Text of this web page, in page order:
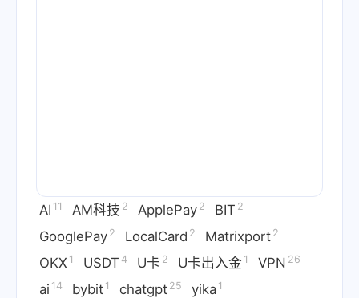
AI 11 AM科技 2 ApplePay 2 BIT 2
GooglePay 2 LocalCard 2 Matrixport 2
OKX 1 USDT 4 U卡 2 U卡出入金 1 VPN 26
ai 14 bybit 1 chatgpt 25 yika 1